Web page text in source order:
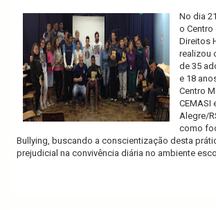
No dia
o Centro
Direitos
realizou
de 35
e 18
Centro
CEMASI
Alegre/
como
Bullying, buscando a conscientização desta
prejudicial na convivência diária no ambiente